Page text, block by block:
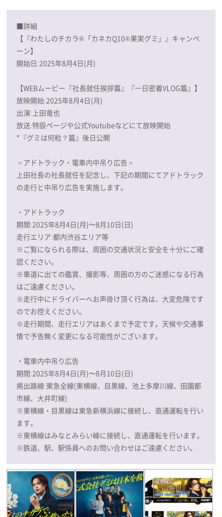
■詳細
【『わたしのチカラ®「カネカQ10®果実グミ」』キャンペ
ーン】
開始日:2025年8月4日(月)
【WEBムービー『社長就任挨拶篇』『一日密着VLOG篇』】
放映開始:2025年8月4日(月)
出演:上田竜也
放送:特設ページや公式Youtubeなどにて放映開始
*『グミは何粒？篇』後日公開
＜アドトラック・電車内中吊り広告＞
上田社長の社長就任を記念し、下記の期間にてアドトラック
の走行と中吊り広告を実施します。
・アドトラック
期間:2025年8月4日(月)〜8月10日(日)
走行エリア:都内渋谷エリア等
※ご覧になられる際は、周囲の交通状況と安全を十分にご確
認ください。
※車道に出ての鑑賞、撮影等、周囲の方のご迷惑になる行為
はご遠慮ください。
※走行中にドライバーへお声掛け頂く行為は、大変危険です
のでお控えください。
※走行期間、走行エリアはあくまで予定です。天候や交通事
情で予告無く変更になる可能性がございます。
・電車内中吊り広告
期間:2025年8月4日(月)〜8月10日(日)
掲出路線:東急全線(東横線、目黒線、池上多摩川線、田園都
市線、大井町線)
※東横線・目黒線は東急新横浜線に接続し、直通運転を行い
ます。
※東横線はみなとみらい線に接続し、直通運転を行います。
※鉄道、駅、駅係員へのお問い合わせはご遠慮ください。